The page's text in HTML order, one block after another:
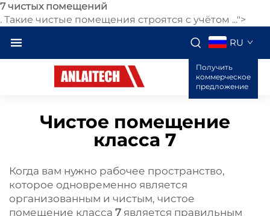
7 чистых помещений
. Такие чистые помещения строятся с учётом ...">
RU
Получить
коммерческое
предложение
Чистое помещение
класса 7
Когда вам нужно рабочее пространство,
которое одновременно является
организованным и чистым, чистое
помещение класса 7 является правильным